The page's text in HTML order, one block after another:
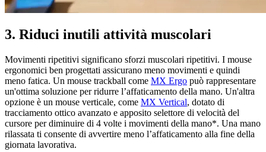
3. Riduci inutili attività muscolari
Movimenti ripetitivi significano sforzi muscolari ripetitivi. I mouse
ergonomici ben progettati assicurano meno movimenti e quindi
meno fatica. Un mouse trackball come MX Ergo può rappresentare
un'ottima soluzione per ridurre l’affaticamento della mano. Un'altra
opzione è un mouse verticale, come MX Vertical, dotato di
tracciamento ottico avanzato e apposito selettore di velocità del
cursore per diminuire di 4 volte i movimenti della mano*. Una mano
rilassata ti consente di avvertire meno l’affaticamento alla fine della
giornata lavorativa.